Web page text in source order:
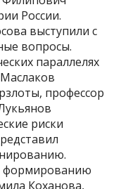
России.
выступили с
вопросы.
параллелях
профессор
риски
формированию
Коханова,